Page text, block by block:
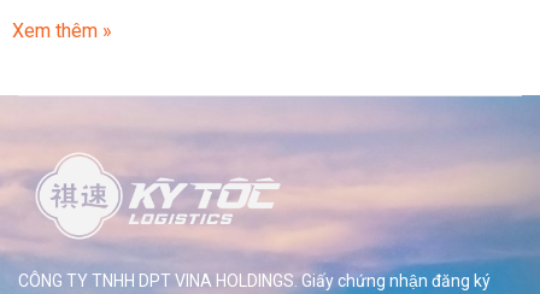
Xem thêm »
CÔNG TY TNHH DPT VINA HOLDINGS. Giấy chứng nhận đăng ký